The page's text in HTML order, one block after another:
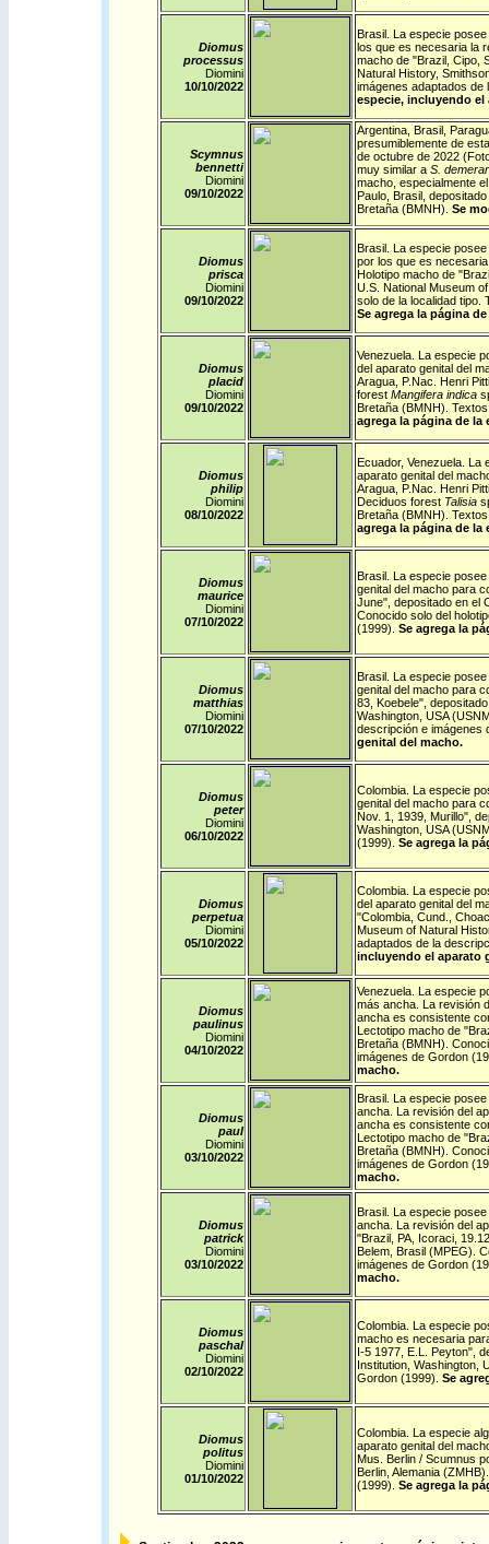
Diomus
processus
Diomini
10/10/2022
Brasil. La especie
los que es necesaria la
macho de "Brazil, Cipo,
Natural History,
imágenes adaptados
especie, incluyendo el
Scymnus
bennetti
Diomini
09/10/2022
Argentina, Brasil,
presumiblemente de
de octubre de 2022
muy similar a S.
macho, especialmente
Paulo, Brasil,
Bretaña (BMNH). Se
Diomus
prisca
Diomini
09/10/2022
Brasil. La especie
por los que es
Holotipo macho de
U.S. National Museum
solo de la localidad tipo.
Se agrega la página
Diomus
placid
Diomini
09/10/2022
Venezuela. La especie
del aparato genital del
Aragua, P.Nac. Henri
forest Mangifera indica
Bretaña (BMNH).
agrega la página de la
Diomus
philip
Diomini
08/10/2022
Ecuador, Venezuela. La
aparato genital del
Aragua, P.Nac. Henri
Deciduos forest Talisia
Bretaña (BMNH).
agrega la página de la
Diomus
maurice
Diomini
07/10/2022
Brasil. La especie
genital del macho para
June", depositado en el
Conocido solo del
(1999). Se agrega la
Diomus
matthias
Diomini
07/10/2022
Brasil. La especie
genital del macho para
83, Koebele",
Washington, USA
descripción e imágenes
genital del macho.
Diomus
peter
Diomini
06/10/2022
Colombia. La especie
genital del macho para
Nov. 1, 1939, Murillo",
Washington, USA
(1999). Se agrega la
Diomus
perpetua
Diomini
05/10/2022
Colombia. La especie
del aparato genital del
"Colombia, Cund.,
Museum of Natural
adaptados de la
incluyendo el aparato
Diomus
paulinus
Diomini
04/10/2022
Venezuela. La especie
más ancha. La revisión
ancha es consistente
Lectotipo macho de
Bretaña (BMNH).
imágenes de Gordon
macho.
Diomus
paul
Diomini
03/10/2022
Brasil. La especie
ancha. La revisión del
ancha es consistente
Lectotipo macho de
Bretaña (BMNH).
imágenes de Gordon
macho.
Diomus
patrick
Diomini
03/10/2022
Brasil. La especie
ancha. La revisión del
"Brazil, PA, Icoraci,
Belem, Brasil (MPEG).
imágenes de Gordon
macho.
Diomus
paschal
Diomini
02/10/2022
Colombia. La especie
macho es necesaria
I-5 1977, E.L. Peyton",
Institution, Washington,
Gordon (1999). Se
Diomus
politus
Diomini
01/10/2022
Colombia. La especie
aparato genital del
Mus. Berlin / Scumnus
Berlin, Alemania
(1999). Se agrega la